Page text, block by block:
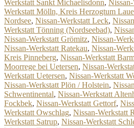
Werkstatt Sankt Michaelisdonn,
Werkstatt Mölln, Kreis Herzogtum
Nordsee, Nissan-Werkstatt Leck,
Werkstatt Tönning (Nordseebad),
Nissan-Werkstatt Grömitz, Nissan-
Nissan-Werkstatt Ratekau, Nissan-
Kreis Pinneberg, Nissan-Werkstatt
Moorrege bei Uetersen, Nissan-
Werkstatt Uetersen, Nissan-Werkstatt
Nissan-Werkstatt Plön / Holstein,
Schwentinental, Nissan-Werkstatt
Fockbek, Nissan-Werkstatt Gettorf,
Werkstatt Owschlag, Nissan-Werkstatt
Werkstatt Satrup, Nissan-Werkstatt